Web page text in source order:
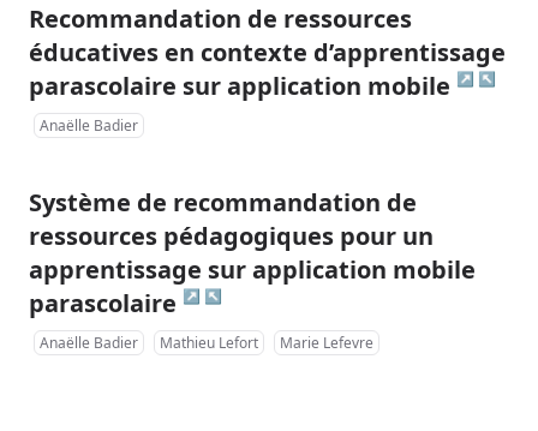
Recommandation de ressources
éducatives en contexte d’apprentissage
parascolaire sur application mobile ↗ ↖
Anaëlle Badier
Système de recommandation de
ressources pédagogiques pour un
apprentissage sur application mobile
parascolaire ↗ ↖
Anaëlle Badier Mathieu Lefort Marie Lefevre